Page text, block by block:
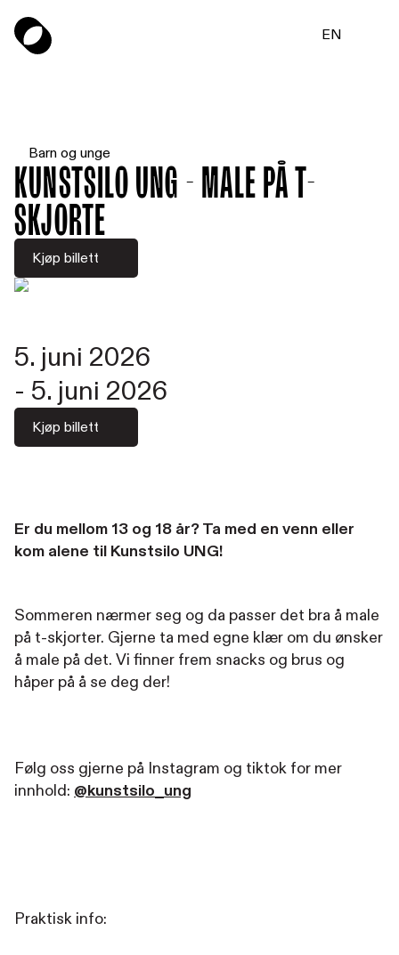
EN
Barn og unge
Kunstsilo UNG - Male på t-
skjorte
Kjøp billett
5. juni 2026
- 5. juni 2026
Kjøp billett
Er du mellom 13 og 18 år? Ta med en venn eller
kom alene til Kunstsilo UNG!
Sommeren nærmer seg og da passer det bra å male
på t-skjorter. Gjerne ta med egne klær om du ønsker
å male på det. Vi finner frem snacks og brus og
håper på å se deg der!
Følg oss gjerne på Instagram og tiktok for mer
innhold: @kunstsilo_ung
Praktisk info: